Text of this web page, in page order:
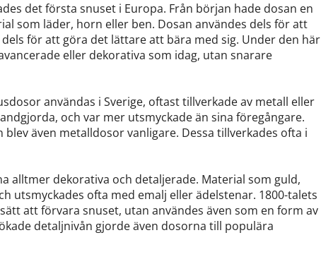
det första snuset i Europa. Från början hade dosan en
som läder, horn eller ben. Dosan användes dels för att
för att göra det lättare att bära med sig. Under den här
eller dekorativa som idag, utan snarare
användas i Sverige, oftast tillverkade av metall eller
och var mer utsmyckade än sina föregångare.
även metalldosor vanligare. Dessa tillverkades ofta i
alltmer dekorativa och detaljerade. Material som guld,
utsmyckades ofta med emalj eller ädelstenar. 1800-talets
att förvara snuset, utan användes även som en form av
detaljnivån gjorde även dosorna till populära